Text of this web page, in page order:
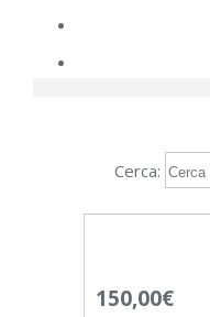
Cerca:
150,00€